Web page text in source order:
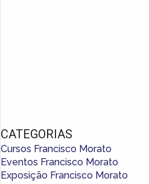
CATEGORIAS
Cursos Francisco Morato
Eventos Francisco Morato
Exposição Francisco Morato